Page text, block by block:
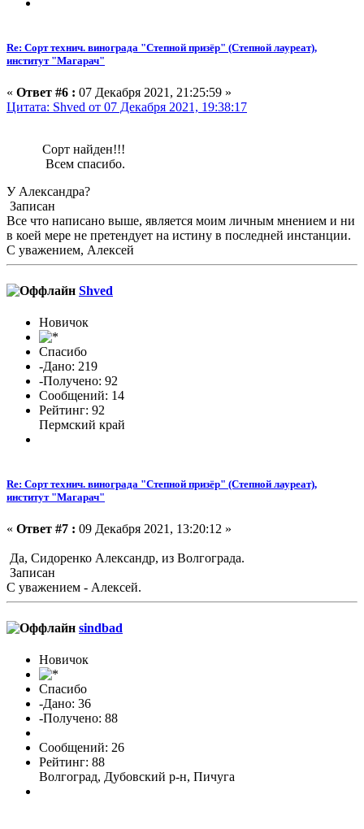
Re: Сорт технич. винограда "Степной призёр" (Степной лауреат),
институт "Магарач"
« Ответ #6 : 07 Декабря 2021, 21:25:59 »
Цитата: Shved от 07 Декабря 2021, 19:38:17
Сорт найден!!!
Всем спасибо.
У Александра?
Записан
Все что написано выше, является моим личным мнением и ни
в коей мере не претендует на истину в последней инстанции.
С уважением, Алексей
Shved
Новичок
Спасибо
-Дано: 219
-Получено: 92
Сообщений: 14
Рейтинг: 92
Пермский край
Re: Сорт технич. винограда "Степной призёр" (Степной лауреат),
институт "Магарач"
« Ответ #7 : 09 Декабря 2021, 13:20:12 »
Да, Сидоренко Александр, из Волгограда.
Записан
С уважением - Алексей.
sindbad
Новичок
Спасибо
-Дано: 36
-Получено: 88
Сообщений: 26
Рейтинг: 88
Волгоград, Дубовский р-н, Пичуга